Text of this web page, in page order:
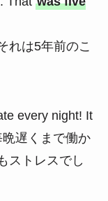
れは5年前のこ
every night! It
遅くまで働か
ストレスでし